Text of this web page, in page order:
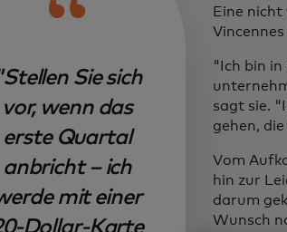
Sie sich
vor, wenn das
erste Quartal
anbricht – ich
mit einer
Dollar-Karte
Eine
"Ich bin in
sagt sie.
gehen,
Vom
hin zur
darum
Wunsch